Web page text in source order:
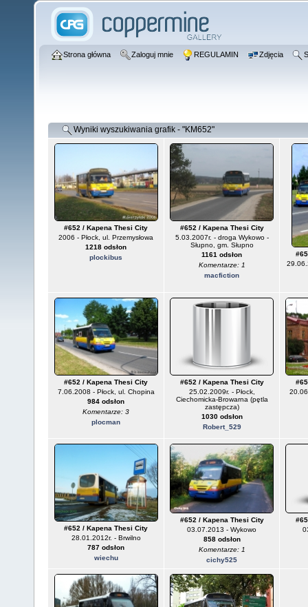
Strona główna Zaloguj mnie REGULAMIN Zdjęcia
Wyniki wyszukiwania grafik - "KM652"
#652 / Kapena Thesi City
2006 - Płock, ul. Przemysłowa
1218 odsłon
plockibus
#652 / Kapena Thesi City
5.03.2007r. - droga Wykowo -
Słupno, gm. Słupno
1161 odsłon
Komentarze: 1
macfiction
#652 / Kapena Thesi City
7.06.2008 - Płock, ul. Chopina
984 odsłon
Komentarze: 3
plocman
#652 / Kapena Thesi City
25.02.2009r. - Płock,
Ciechomicka-Browarna (pętla
zastępcza)
1030 odsłon
Robert_529
#652 / Kapena Thesi City
28.01.2012r. - Brwilno
787 odsłon
wiechu
#652 / Kapena Thesi City
03.07.2013 - Wykowo
858 odsłon
Komentarze: 1
cichy525